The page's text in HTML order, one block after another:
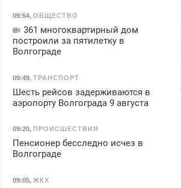
09:54, ОБЩЕСТВО
361 многоквартирный дом
построили за пятилетку в
Волгограде
09:49, ТРАНСПОРТ
Шесть рейсов задерживаются в
аэропорту Волгограда 9 августа
09:20, ПРОИСШЕСТВИЯ
Пенсионер бесследно исчез в
Волгограде
09:05, ЖКХ